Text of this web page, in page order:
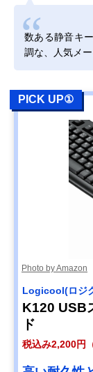
数ある静音キ
調な、人気メ
PICK UP①
Photo by Amazon
Logicool(ロジ
K120 USB
ド
税込み2,200円